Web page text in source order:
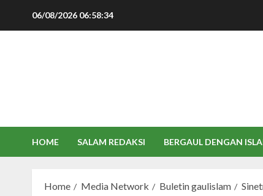
06/08/2026 06:58:35
HOME SALAM REDAKSI BERGAUL DENGAN
Home Media Network Buletin gaulislam